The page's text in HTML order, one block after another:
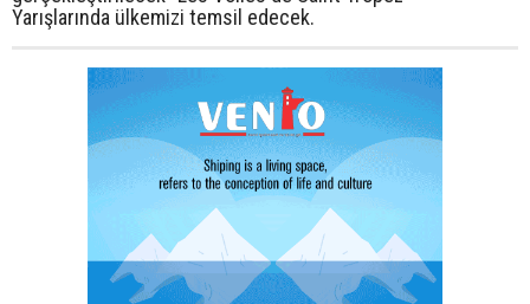
Yarışlarında ülkemizi temsil edecek.